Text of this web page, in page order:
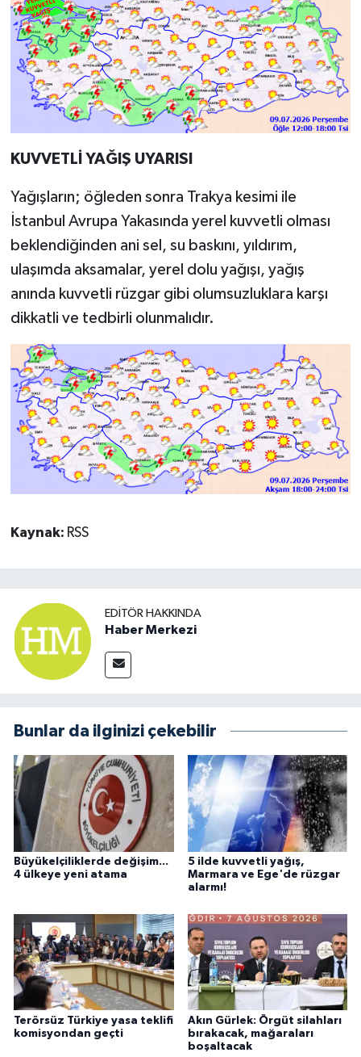
KUVVETLİ YAĞIŞ UYARISI
Yağışların; öğleden sonra Trakya kesimi ile
İstanbul Avrupa Yakasında yerel kuvvetli olması
beklendiğinden ani sel, su baskını, yıldırım,
ulaşımda aksamalar, yerel dolu yağışı, yağış
anında kuvvetli rüzgar gibi olumsuzluklara karşı
dikkatli ve tedbirli olunmalıdır.
Kaynak: RSS
EDITÖR HAKKINDA
Haber Merkezi
Bunlar da ilginizi çekebilir
Büyükelçiliklerde değişim...
4 ülkeye yeni atama
5 ilde kuvvetli yağış,
Marmara ve Ege'de rüzgar
alarmı!
Terörsüz Türkiye yasa teklifi
komisyondan geçti
Akın Gürlek: Örgüt silahları
bırakacak, mağaraları
boşaltacak